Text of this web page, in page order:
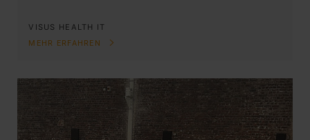
VISUS HEALTH IT
MEHR ERFAHREN